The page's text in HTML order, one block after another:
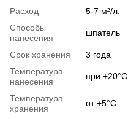
Расход
5-7 м²/л.
Способы
нанесения
шпатель
Срок хранения
3 года
Температура
нанесения
при +20°С
Температура
хранения
от +5°С